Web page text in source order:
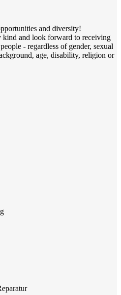
and diversity!
kind and look forward to receiving
- regardless of gender, sexual
age, disability, religion or